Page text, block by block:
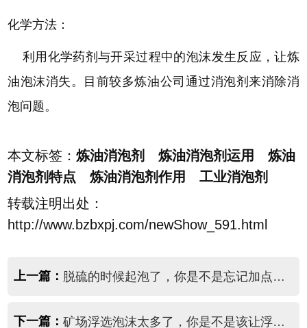
化学方法：
利用化学药剂与开采过程中的泡沫发生反应，让炼
油泡沫消失。目前较多炼油公司通过消泡剂来消除消
泡问题。
本文标签：炼油消泡剂 炼油消泡剂运用 炼油
消泡剂特点 炼油消泡剂作用 工业消泡剂
转载注明出处：
http://www.bzbxpj.com/newShow_591.html
上一篇： 脱硫的时候起泡了，你是不是忘记加点脱硫消泡剂
下一篇： 矿场浮选泡沫太多了，你是不是该让浮选消泡剂介入